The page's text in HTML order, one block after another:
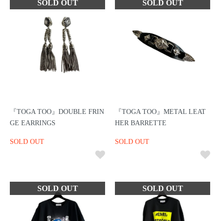
『TOGA TOO』DOUBLE FRIN
GE EARRINGS
SOLD OUT
『TOGA TOO』METAL LEAT
HER BARRETTE
SOLD OUT